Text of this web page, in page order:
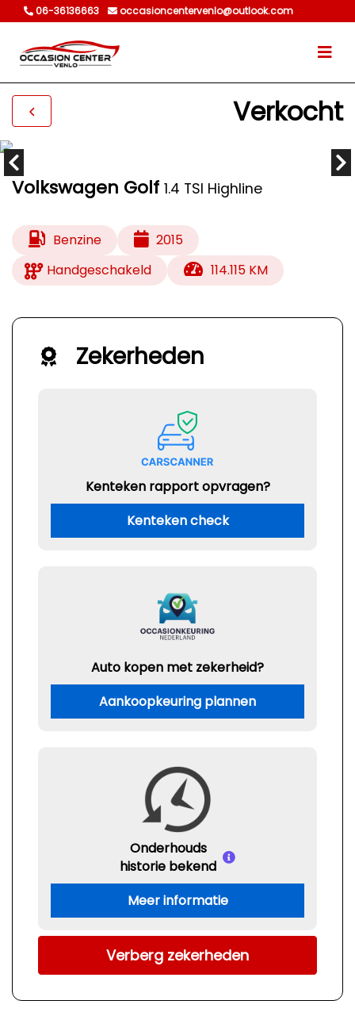
06-36136663 occasioncentervenlo@outlook.com
Verkocht
Volkswagen Golf 1.4 TSI Highline
Benzine
2015
Handgeschakeld
114.115 KM
Zekerheden
Kenteken rapport opvragen?
Kenteken check
Auto kopen met zekerheid?
Aankoopkeuring plannen
Onderhouds
historie bekend
Meer informatie
Verberg zekerheden